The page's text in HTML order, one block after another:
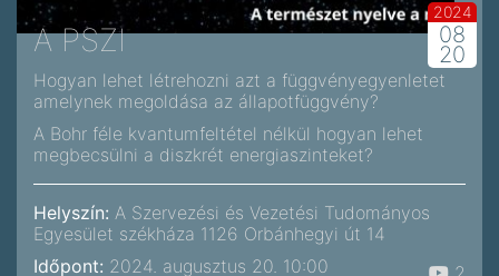
2024
08
20
A PSZI
Hogyan lehet létrehozni azt a függvényegyenletet
amelynek megoldása az állapotfüggvény?
A Bohr féle kvantumfeltétel nélkül hogyan lehet
megbecsülni a diszkrét energiaszinteket?
Helyszín: A Szervezési és Vezetési Tudományos
Egyesület székháza 1126 Orbánhegyi út 14
Időpont: 2024. augusztus 20. 10:00